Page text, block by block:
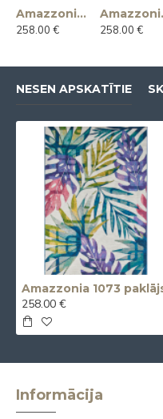
Amazzonia 1070 paklājs
258.00 €
258.00 €
NESEN APSKATĪTIE
Amazzonia 1073
258.00 €
Informācija